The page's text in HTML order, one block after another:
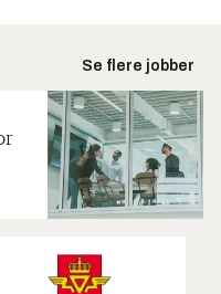
Se flere jobber